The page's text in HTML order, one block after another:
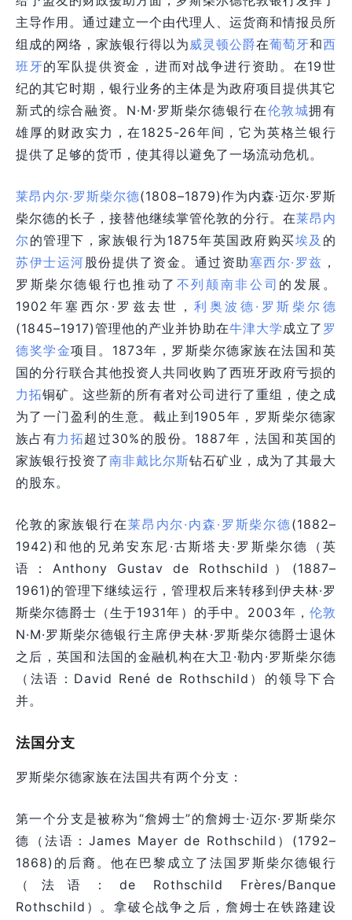
主导作用。通过建立一个由代理人、运货商和情报员所
组成的网络，家族银行得以为威灵顿公爵在葡萄牙和西
班牙的军队提供资金，进而对战争进行资助。在19世
纪的其它时期，银行业务的主体是为政府项目提供其它
新式的综合融资。N·M·罗斯柴尔德银行在伦敦城拥有
雄厚的财政实力，在1825-26年间，它为英格兰银行
提供了足够的货币，使其得以避免了一场流动危机。
莱昂内尔·罗斯柴尔德(1808–1879)作为内森·迈尔·罗斯
柴尔德的长子，接替他继续掌管伦敦的分行。在莱昂内
尔的管理下，家族银行为1875年英国政府购买埃及 的
苏伊士运河股份提供了资金。通过资助塞西尔·罗兹 ，
罗斯柴尔德银行也推动了 不列颠南非公司 的发展。
1902年塞西尔·罗兹去世，利奥波德·罗斯柴尔德
(1845–1917)管理他的产业并协助在牛津大学成立了 罗
德奖学金项目。1873年，罗斯柴尔德家族在法国和英
国的分行联合其他投资人共同收购了西班牙政府亏损的
力拓铜矿。这些新的所有者对公司进行了重组，使之成
为了一门盈利的生意。截止到1905年，罗斯柴尔德家
族占有力拓超过30%的股份。1887年，法国和英国的
家族银行投资了南非戴比尔斯钻石矿业，成为了其最大
的股东。
伦敦的家族银行在莱昂内尔·内森·罗斯柴尔德(1882–
1942)和他的兄弟安东尼·古斯塔夫·罗斯柴尔德（英
语：Anthony Gustav de Rothschild）(1887–
1961)的管理下继续运行，管理权后来转移到伊夫林·罗
斯柴尔德爵士（生于1931年）的手中。2003年， 伦敦
N·M·罗斯柴尔德银行主席伊夫林·罗斯柴尔德爵士退休
之后，英国和法国的金融机构在大卫·勒内·罗斯柴尔德
（法语：David René de Rothschild）的领导下合
并。
法国分支
罗斯柴尔德家族在法国共有两个分支：
第一个分支是被称为“詹姆士”的詹姆士·迈尔·罗斯柴尔
德（法语：James Mayer de Rothschild）(1792–
1868)的后裔。他在巴黎成立了法国罗斯柴尔德银行
（法语：de Rothschild Frères/Banque
Rothschild）。拿破仑战争之后，詹姆士在铁路建设